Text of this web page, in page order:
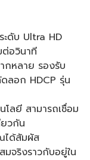
ดับ Ultra HD
อวินาที
กหลาย รองรับ
ลอก HDCP รุ่น
ลยี สามารถเชื่อม
วกัน
ได้สัมผัส
จริงราวกับอยู่ใน